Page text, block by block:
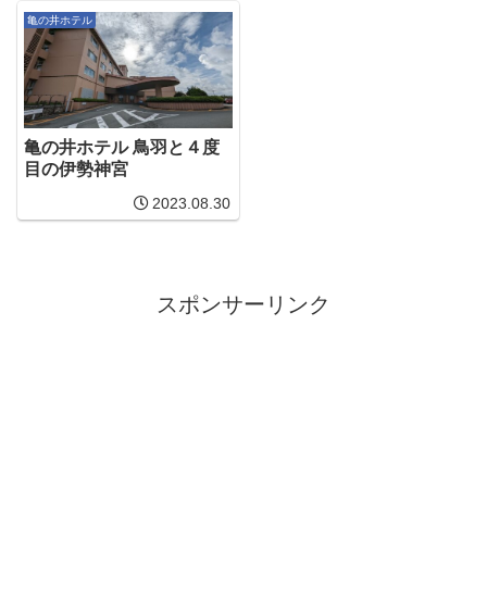
亀の井ホテル
亀の井ホテル 鳥羽と４度
目の伊勢神宮
2023.08.30
スポンサーリンク